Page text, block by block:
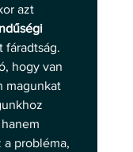
azt
fáradtság.
hogy van
magunkat
a probléma,